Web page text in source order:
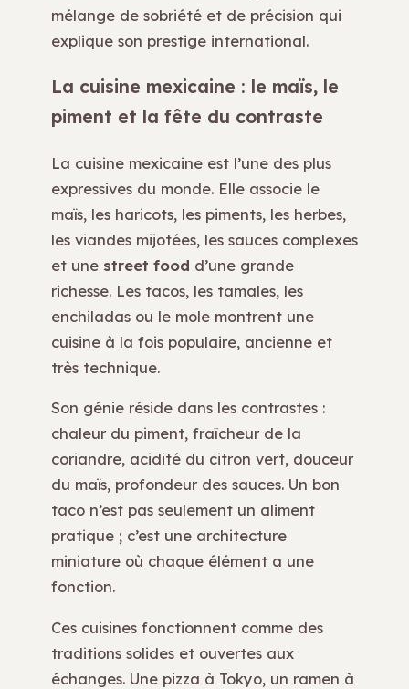
mélange de sobriété et de précision qui
explique son prestige international.
La cuisine mexicaine : le maïs, le
piment et la fête du contraste
La cuisine mexicaine est l’une des plus
expressives du monde. Elle associe le
maïs, les haricots, les piments, les herbes,
les viandes mijotées, les sauces complexes
et une street food d’une grande
richesse. Les tacos, les tamales, les
enchiladas ou le mole montrent une
cuisine à la fois populaire, ancienne et
très technique.
Son génie réside dans les contrastes :
chaleur du piment, fraîcheur de la
coriandre, acidité du citron vert, douceur
du maïs, profondeur des sauces. Un bon
taco n’est pas seulement un aliment
pratique ; c’est une architecture
miniature où chaque élément a une
fonction.
Ces cuisines fonctionnent comme des
traditions solides et ouvertes aux
échanges. Une pizza à Tokyo, un ramen à